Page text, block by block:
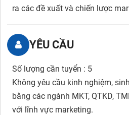
ra các đề xuất và chiến lược
YÊU CẦU
Số lượng cần tuyển : 5
Không yêu cầu kinh nghiệm,
bằng các ngành MKT, QTKD,
với lĩnh vực marketing.